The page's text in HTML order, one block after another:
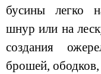
бусины легко
шнур или на
создания
брошей, ободков,